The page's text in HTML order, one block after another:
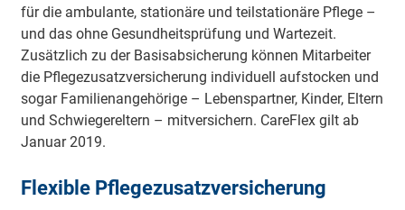
für die ambulante, stationäre und teilstationäre Pflege –
und das ohne Gesundheitsprüfung und Wartezeit.
Zusätzlich zu der Basisabsicherung können Mitarbeiter
die Pflegezusatzversicherung individuell aufstocken und
sogar Familienangehörige – Lebenspartner, Kinder, Eltern
und Schwiegereltern – mitversichern. CareFlex gilt ab
Januar 2019.
Flexible Pflegezusatzversicherung